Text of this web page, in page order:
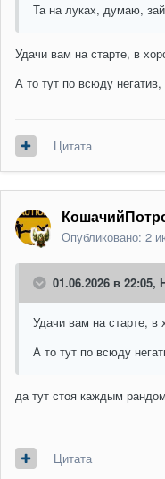
Та на луках, думаю,
Удачи вам на старте, в
А то тут по всюду
Цитата
Опубликовано: 2
01.06.2026 в 22:05,
Удачи вам на старте,
А то тут по всюду
да тут стоя каждым
Цитата